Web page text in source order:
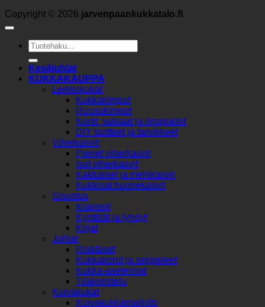
Copyright © 2026 jarvenpaankukkatalo.fi
Etsi:
Kesäjuhlat
KUKKAKAUPPA
Leikkokukat
Kukkakimput
Ruusukimput
Kortit, suklaat ja ilmapallot
DIY tuotteet ja tarvikkeet
Viherkasvit
Pienet viherkasvit
Isot viherkasvit
Kaktukset ja mehikasvit
Kukkivat huonekasvit
Sisustus
Kranssit
Kynttilät ja lyhdyt
Kirjat
Juhlat
Ristiäiset
Kukkakorut ja seppeleet
Kukka-asetelmat
Tilakoristelu
Kuivakukat
Kuivakukkamallisto